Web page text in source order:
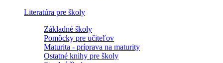
Literatúra pre školy
Základné školy
Pomôcky pre učiteľov
Maturita - príprava na maturity
Ostatné knihy pre školy